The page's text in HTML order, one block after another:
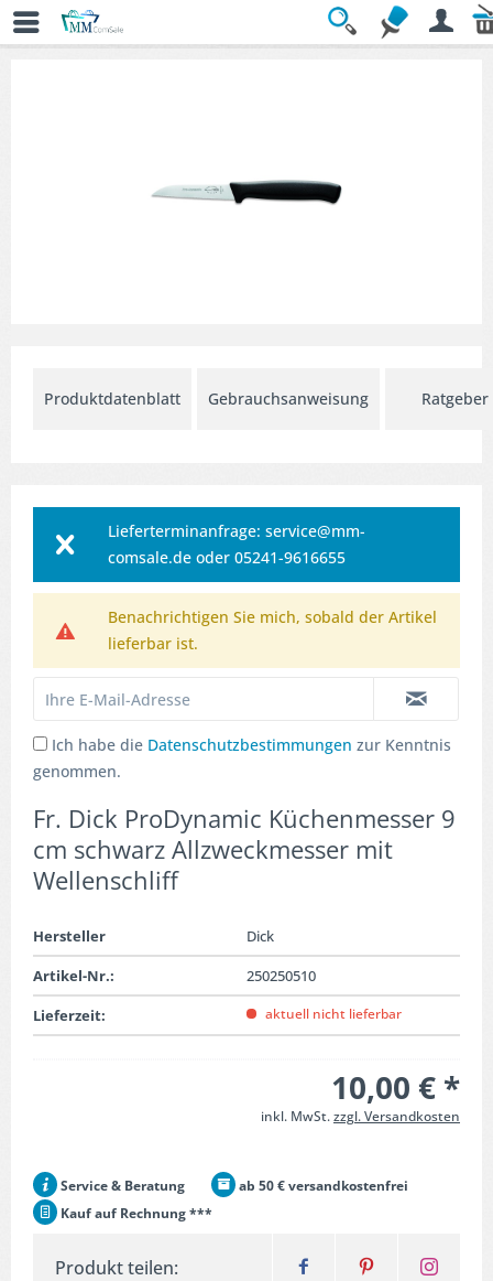
Übersicht
Produktdatenblatt Gebrauchsanweisung Ratgeber
Lieferterminanfrage: service@mm-
comsale.de oder 05241-9616655
Benachrichtigen Sie mich, sobald der Artikel
lieferbar ist.
Ich habe die Datenschutzbestimmungen zur Kenntnis
genommen.
Fr. Dick ProDynamic Küchenmesser 9
cm schwarz Allzweckmesser mit
Wellenschliff
Hersteller
Dick
Artikel-Nr.:
250250510
Lieferzeit:
aktuell nicht lieferbar
10,00 € *
inkl. MwSt.zzgl. Versandkosten
Service & Beratung
ab 50 € versandkostenfrei
Kauf auf Rechnung ***
Produkt teilen: